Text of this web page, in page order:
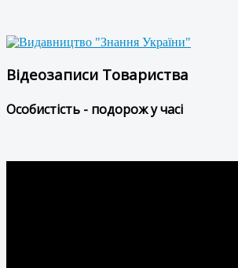
Відеозаписи Товариства
Особистість - подорож у часі